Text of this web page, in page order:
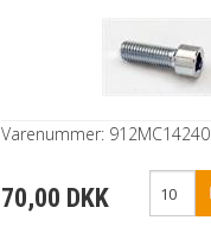
Varenummer: 912MC14240
70,00 DKK